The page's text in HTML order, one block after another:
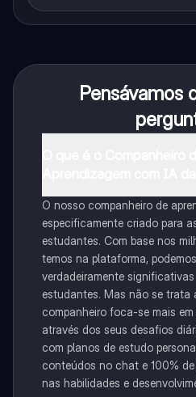
Pensávamos
O nosso companheiro de
especificamente criado para
estudantes. Com base nos
temos na plataforma,
verdadeiramente
estudantes. Mas não se trata
companheiro foca-se mais
através dos seus desafios
com planos de estudo
conteúdos no chat e 100%
nas habilidades e